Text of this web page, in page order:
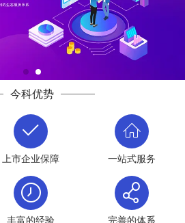
今科优势
上市企业保障 一站式服务
丰富的经验 完善的体系